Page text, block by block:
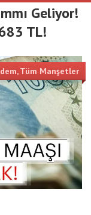
Geliyor!
TL!
,Tüm Manşetler